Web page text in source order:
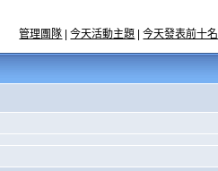
管理團隊 |今天活動主題 |今天發表前十名